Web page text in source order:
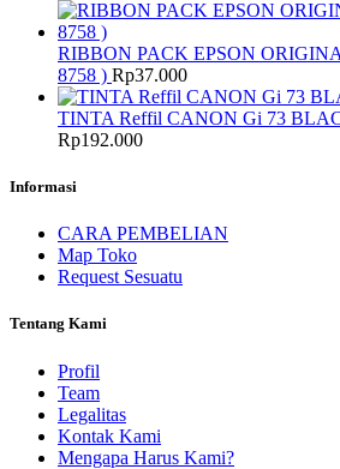
RIBBON PACK EPSON
8758 ) Rp37.000
TINTA Reffil CANON Gi 73
Rp192.000
Informasi
CARA PEMBELIAN
Map Toko
Request Sesuatu
Tentang Kami
Profil
Team
Legalitas
Kontak Kami
Mengapa Harus Kami?